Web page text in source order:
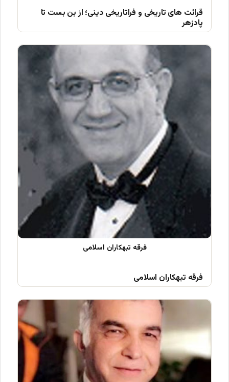
قرائت های تاریخی و فراتاریخی دینی؛ از بن بست تا
پادزهر
فرقه تبهکاران اسلامی